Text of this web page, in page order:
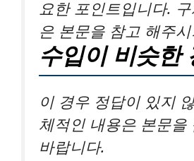
요한 포인트입니다.
은 본문을 참고 해주
수입이 비슷한
이 경우 정답이 있지
체적인 내용은 본문을
바랍니다.